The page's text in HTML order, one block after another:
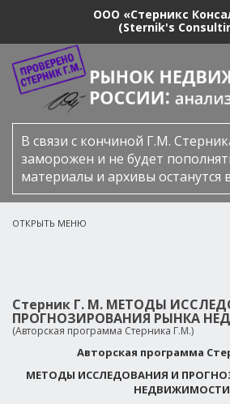
ООО «Стерникс
(Sternik's
В связи с кончиной Г.М.
заморожен и не будет
материалы и архивы останутся
ОТКРЫТЬ МЕНЮ
Стерник Г. М. МЕТОДЫ
ПРОГНОЗИРОВАНИЯ РЫНКА
(Авторская программа Стерника Г.М.)
Авторская программа
МЕТОДЫ ИССЛЕДОВАНИЯ И
НЕДВИЖИМОСТИ